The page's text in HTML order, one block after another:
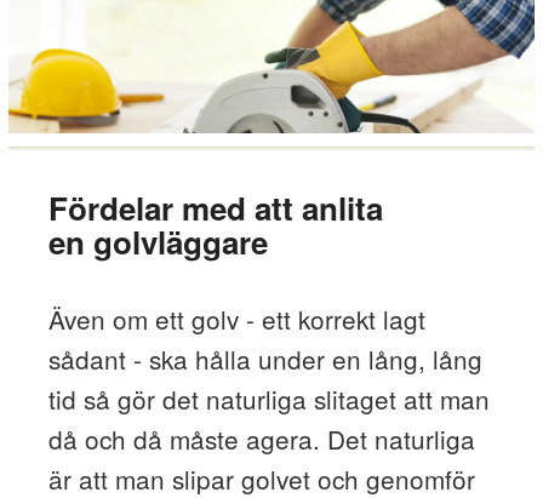
Fördelar med att anlita
en golvläggare
Även om ett golv - ett korrekt lagt
sådant - ska hålla under en lång, lång
tid så gör det naturliga slitaget att man
då och då måste agera. Det naturliga
är att man slipar golvet och genomför